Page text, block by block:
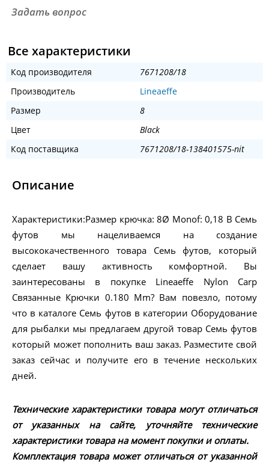
Задать вопрос
Все характеристики
Код производителя
7671208/18
Производитель
Lineaeffe
Размер
8
Цвет
Black
Код поставщика
7671208/18-138401575-nit
Описание
Характеристики:Размер крючка: 8Ø Monof: 0,18 В Семь
футов мы нацеливаемся на создание
высококачественного товара Семь футов, который
сделает вашу активность комфортной. Вы
заинтересованы в покупке Lineaeffe Nylon Carp
Связанные Крючки 0.180 Mm? Вам повезло, потому
что в каталоге Семь футов в категории Оборудование
для рыбалки мы предлагаем другой товар Семь футов
который может пополнить ваш заказ. Разместите свой
заказ сейчас и получите его в течение нескольких
дней.
Технические характеристики товара могут отличаться
от указанных на сайте, уточняйте технические
характеристики товара на момент покупки и оплаты.
Комплектация товара может отличаться от указанной